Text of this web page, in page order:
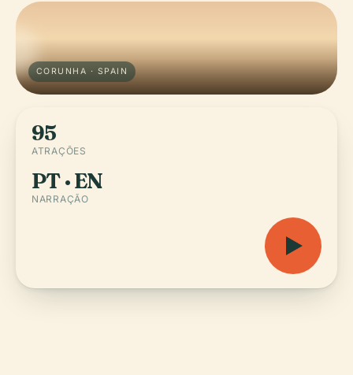
CORUNHA · SPAIN
95
ATRAÇÕES
PT · EN
NARRAÇÃO